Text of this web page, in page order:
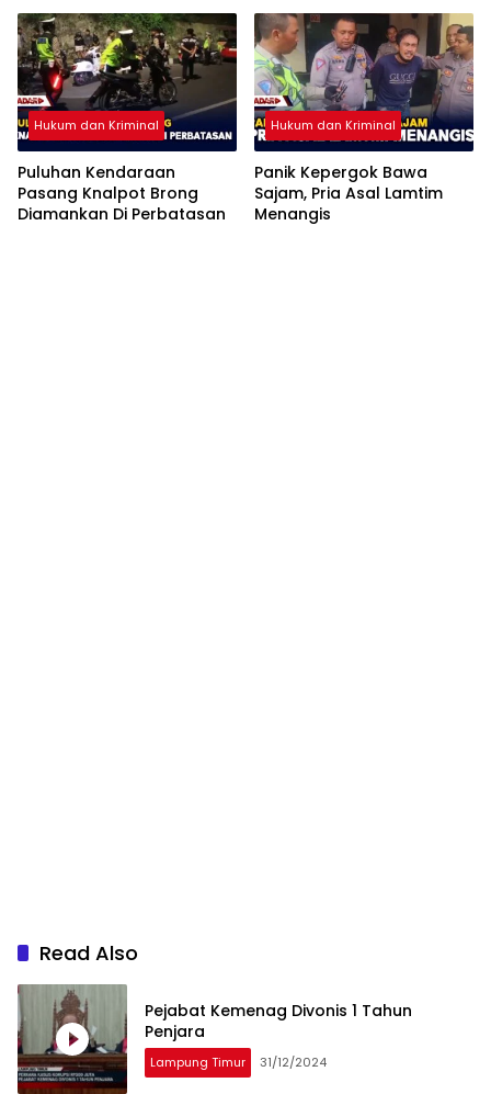
Hukum dan Kriminal
Puluhan Kendaraan
Pasang Knalpot Brong
Diamankan Di Perbatasan
Hukum dan Kriminal
Panik Kepergok Bawa
Sajam, Pria Asal Lamtim
Menangis
Read Also
Pejabat Kemenag Divonis 1 Tahun
Penjara
Lampung Timur 31/12/2024